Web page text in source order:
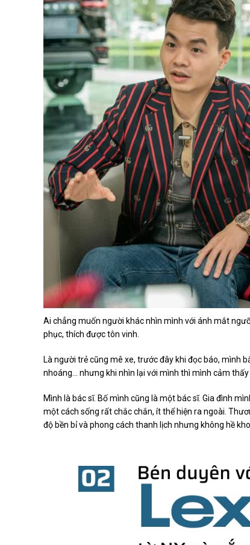
Ai chẳng muốn người khác nhìn mình với ánh mắt
phục, thích được tôn vinh.
Là người trẻ cũng mê xe, trước đây khi đọc báo, mình
nhoáng… nhưng khi nhìn lại với mình thì mình cảm thấy
Mình là bác sĩ. Bố mình cũng là một bác sĩ. Gia đình
một cách sống rất chắc chắn, ít thể hiện ra ngoài.
độ bền bỉ và phong cách thanh lịch nhưng không hề